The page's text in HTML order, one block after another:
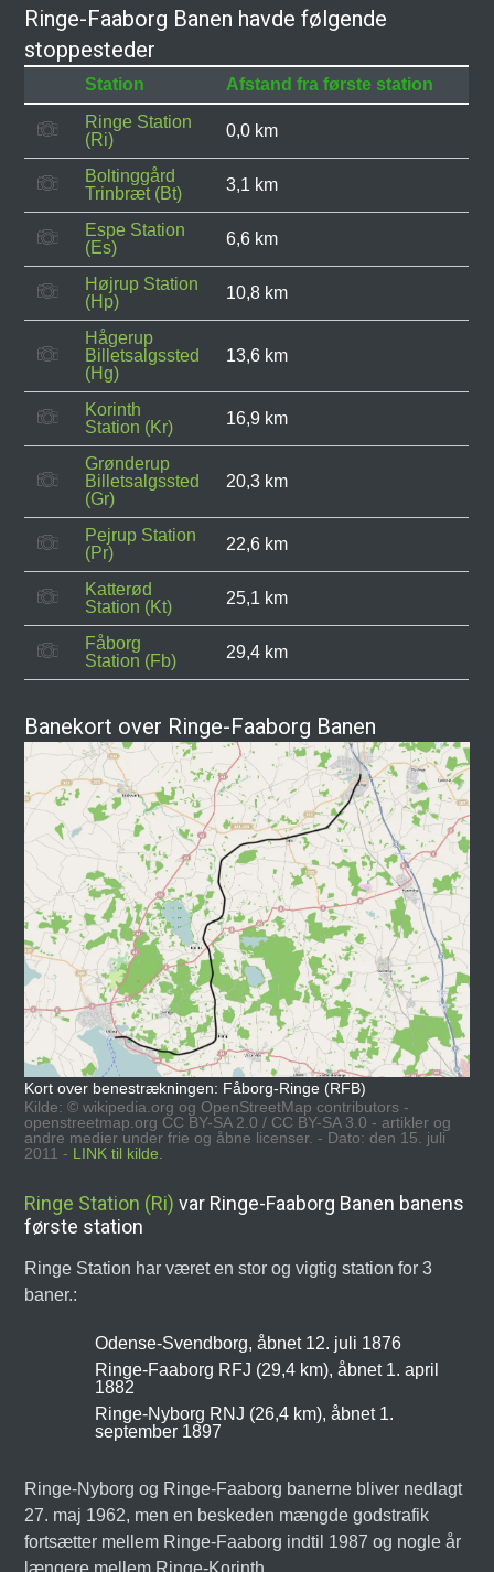
Ringe-Faaborg Banen havde følgende
stoppesteder
Station
Afstand fra første station
Ringe Station
(Ri)
0,0 km
Boltinggård
Trinbræt (Bt)
3,1 km
Espe Station
(Es)
6,6 km
Højrup Station
(Hp)
10,8 km
Hågerup
Billetsalgssted
(Hg)
13,6 km
Korinth
Station (Kr)
16,9 km
Grønderup
Billetsalgssted
(Gr)
20,3 km
Pejrup Station
(Pr)
22,6 km
Katterød
Station (Kt)
25,1 km
Fåborg
Station (Fb)
29,4 km
Banekort over Ringe-Faaborg Banen
Kort over benestrækningen: Fåborg-Ringe (RFB)
Kilde: © wikipedia.org og OpenStreetMap contributors -
openstreetmap.org CC BY-SA 2.0 / CC BY-SA 3.0 - artikler og
andre medier under frie og åbne licenser. - Dato: den 15. juli
2011 - LINK til kilde.
Ringe Station (Ri) var Ringe-Faaborg Banen banens
første station
Ringe Station har været en stor og vigtig station for 3
baner.:
Odense-Svendborg, åbnet 12. juli 1876
Ringe-Faaborg RFJ (29,4 km), åbnet 1. april
1882
Ringe-Nyborg RNJ (26,4 km), åbnet 1.
september 1897
Ringe-Nyborg og Ringe-Faaborg banerne bliver nedlagt
27. maj 1962, men en beskeden mængde godstrafik
fortsætter mellem Ringe-Faaborg indtil 1987 og nogle år
længere mellem Ringe-Korinth.